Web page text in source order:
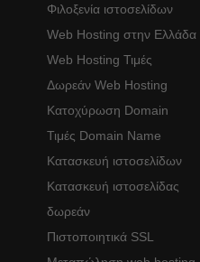
Φιλοξενία ιστοσελίδων
Web Hosting στην Ελλάδα
Web Hosting Τιμές
Δωρεάν Web Hosting
Κατοχύρωση Domain
Τιμές Domain Name
Κατασκευή ιστοσελίδων
Κατασκευή ιστοσελίδας
δωρεάν
Πιστοποιητικά SSL